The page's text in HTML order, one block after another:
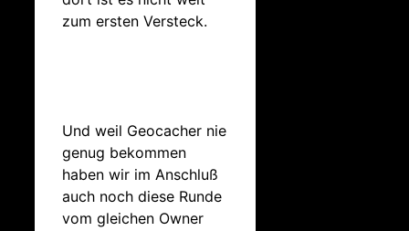
zum ersten Versteck.
Und weil Geocacher nie
genug bekommen
haben wir im Anschluß
auch noch diese Runde
vom gleichen Owner